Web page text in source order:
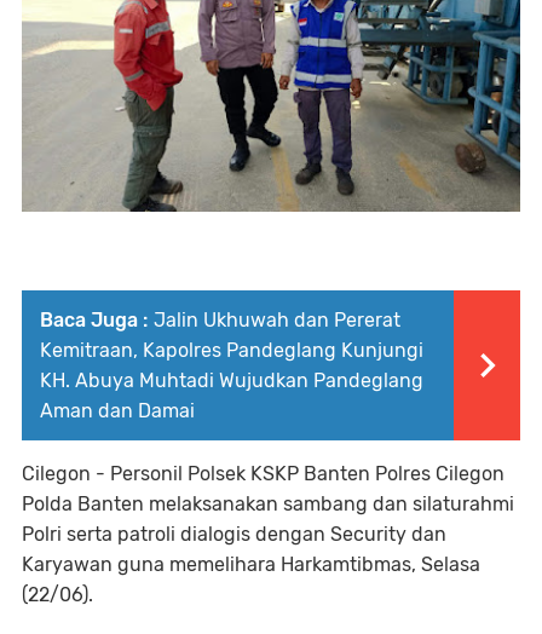
Baca Juga : Jalin Ukhuwah dan Pererat
Kemitraan, Kapolres Pandeglang Kunjungi
KH. Abuya Muhtadi Wujudkan Pandeglang
Aman dan Damai
Cilegon - Personil Polsek KSKP Banten Polres Cilegon
Polda Banten melaksanakan sambang dan silaturahmi
Polri serta patroli dialogis dengan Security dan
Karyawan guna memelihara Harkamtibmas, Selasa
(22/06).